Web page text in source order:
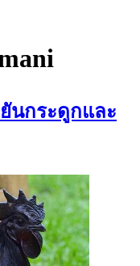
นกระดูกและ